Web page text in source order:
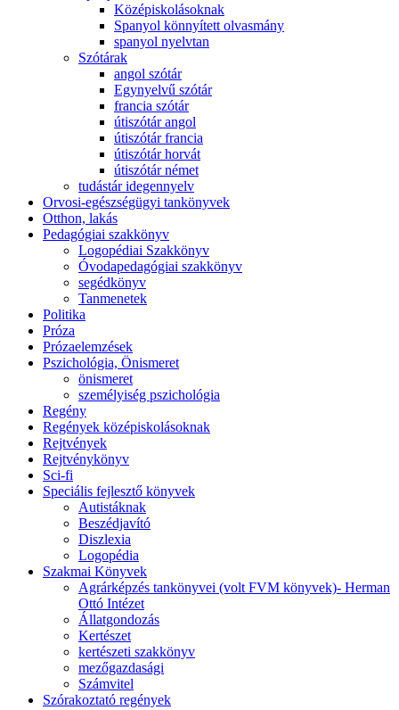
Középiskolásoknak
Spanyol könnyített olvasmány
spanyol nyelvtan
Szótárak
angol szótár
Egynyelvű szótár
francia szótár
útiszótár angol
útiszótár francia
útiszótár horvát
útiszótár német
tudástár idegennyelv
Orvosi-egészségügyi tankönyvek
Otthon, lakás
Pedagógiai szakkönyv
Logopédiai Szakkönyv
Óvodapedagógiai szakkönyv
segédkönyv
Tanmenetek
Politika
Próza
Prózaelemzések
Pszichológia, Önismeret
önismeret
személyiség pszichológia
Regény
Regények középiskolásoknak
Rejtvények
Rejtvénykönyv
Sci-fi
Speciális fejlesztő könyvek
Autistáknak
Beszédjavító
Diszlexia
Logopédia
Szakmai Könyvek
Agrárképzés tankönyvei (volt FVM könyvek)- Herman
Ottó Intézet
Állatgondozás
Kertészet
kertészeti szakkönyv
mezőgazdasági
Számvitel
Szórakoztató regények